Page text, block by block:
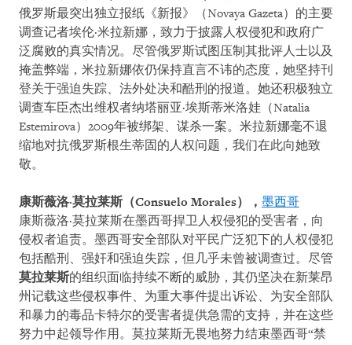
俄罗斯最突出独立报纸《新报》（Novaya Gazeta）的主要
调查记者埃伦·米拉新娜，致力于披露人权侵犯和政府广
泛腐败的真实情况。尽管俄罗斯试图压制其批评人士以及
掩盖弊端，米拉新娜依仍保持直言不讳的态度，她坚持刊
登关于强迫失踪、法外处决和酷刑的报道。她还积极独立
调查车臣杰出维权者纳塔丽亚·埃斯蒂米洛娃（Natalia
Estemirova） 2009年被绑架、谋杀一案。米拉新娜毫不退
缩地对抗俄罗斯根生蒂固的人权问题，我们在此向她致
敬。
康斯薇洛·莫拉莱斯（Consuelo Morales）， 墨西哥
康斯薇洛·莫拉莱斯在墨西哥捍卫人权侵犯的受害者，向
侵权者追责。墨西哥安全部队对平民广泛犯下的人权侵犯
包括酷刑、强奸和强迫失踪，但几乎未曾被调查过。尽管
莫拉莱斯的组织面临持续不断的威胁，其仍坚决在新莱昂
州记载这些侵权事件、为重大事件提出诉讼、为安全部队
和暴力的毒品卡特尔的受害者提供急需的支持，并在这些
努力中起领导作用。莫拉莱斯无畏地努力结束墨西哥“禁